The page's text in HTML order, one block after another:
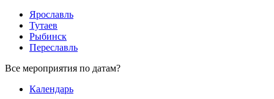
Ярославль
Тутаев
Рыбинск
Переславль
Все мероприятия по датам?
Календарь